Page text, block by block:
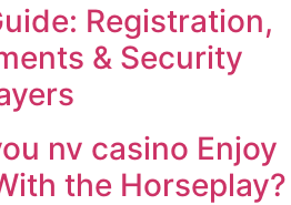
Registration,
& Security
nv casino Enjoy
the Horseplay?